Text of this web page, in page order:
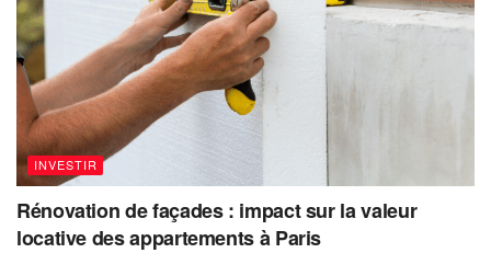
INVESTIR
Rénovation de façades : impact sur la valeur
locative des appartements à Paris